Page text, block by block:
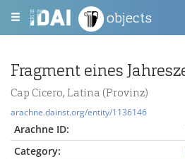
objects
Cap Cicero, Latina (Provinz)
arachne.dainst.org/entity/1136146
Arachne ID:
Category: